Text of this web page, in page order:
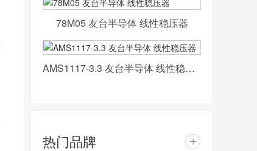
78M05 友台半导体 线性稳压器
AMS1117-3.3 友台半导体 线性稳压器
热门品牌 +